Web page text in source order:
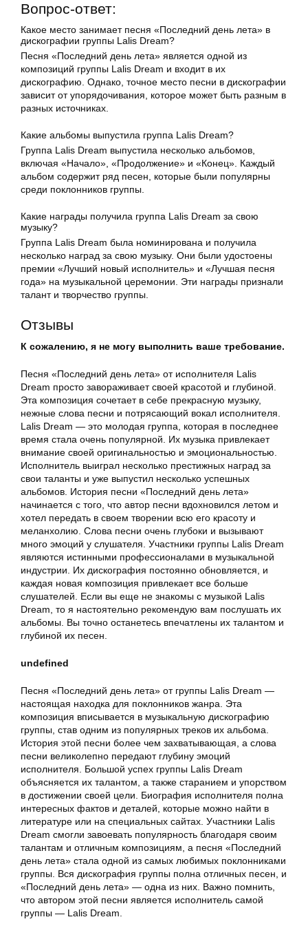
Вопрос-ответ:
Какое место занимает песня «Последний день лета» в
дискографии группы Lalis Dream?
Песня «Последний день лета» является одной из
композиций группы Lalis Dream и входит в их
дискографию. Однако, точное место песни в дискографии
зависит от упорядочивания, которое может быть разным в
разных источниках.
Какие альбомы выпустила группа Lalis Dream?
Группа Lalis Dream выпустила несколько альбомов,
включая «Начало», «Продолжение» и «Конец». Каждый
альбом содержит ряд песен, которые были популярны
среди поклонников группы.
Какие награды получила группа Lalis Dream за свою
музыку?
Группа Lalis Dream была номинирована и получила
несколько наград за свою музыку. Они были удостоены
премии «Лучший новый исполнитель» и «Лучшая песня
года» на музыкальной церемонии. Эти награды признали
талант и творчество группы.
Отзывы
К сожалению, я не могу выполнить ваше требование.
Песня «Последний день лета» от исполнителя Lalis
Dream просто завораживает своей красотой и глубиной.
Эта композиция сочетает в себе прекрасную музыку,
нежные слова песни и потрясающий вокал исполнителя.
Lalis Dream — это молодая группа, которая в последнее
время стала очень популярной. Их музыка привлекает
внимание своей оригинальностью и эмоциональностью.
Исполнитель выиграл несколько престижных наград за
свои таланты и уже выпустил несколько успешных
альбомов. История песни «Последний день лета»
начинается с того, что автор песни вдохновился летом и
хотел передать в своем творении всю его красоту и
меланхолию. Слова песни очень глубоки и вызывают
много эмоций у слушателя. Участники группы Lalis Dream
являются истинными профессионалами в музыкальной
индустрии. Их дискография постоянно обновляется, и
каждая новая композиция привлекает все больше
слушателей. Если вы еще не знакомы с музыкой Lalis
Dream, то я настоятельно рекомендую вам послушать их
альбомы. Вы точно останетесь впечатлены их талантом и
глубиной их песен.
undefined
Песня «Последний день лета» от группы Lalis Dream —
настоящая находка для поклонников жанра. Эта
композиция вписывается в музыкальную дискографию
группы, став одним из популярных треков их альбома.
История этой песни более чем захватывающая, а слова
песни великолепно передают глубину эмоций
исполнителя. Большой успех группы Lalis Dream
объясняется их талантом, а также старанием и упорством
в достижении своей цели. Биография исполнителя полна
интересных фактов и деталей, которые можно найти в
литературе или на специальных сайтах. Участники Lalis
Dream смогли завоевать популярность благодаря своим
талантам и отличным композициям, а песня «Последний
день лета» стала одной из самых любимых поклонниками
группы. Вся дискография группы полна отличных песен, и
«Последний день лета» — одна из них. Важно помнить,
что автором этой песни является исполнитель самой
группы — Lalis Dream.